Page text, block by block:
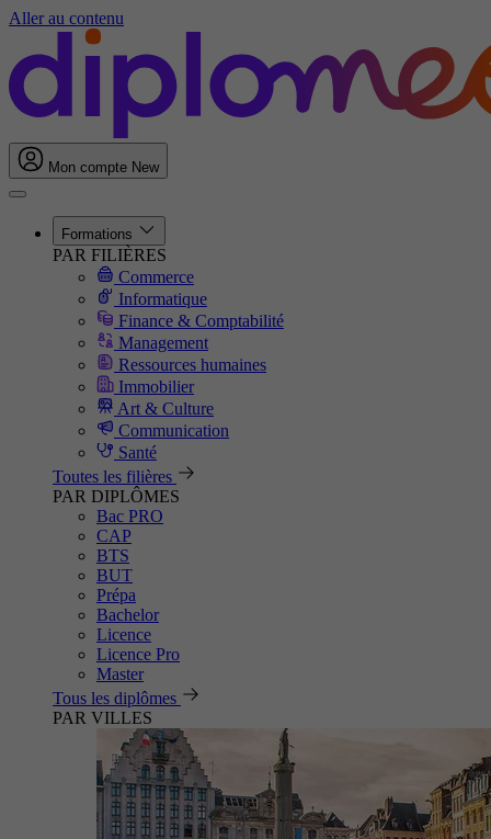
Aller au contenu
Mon compte New
Formations
PAR FILIÈRES
Commerce
Informatique
Finance & Comptabilité
Management
Ressources humaines
Immobilier
Art & Culture
Communication
Santé
Toutes les filières
PAR DIPLÔMES
Bac PRO
CAP
BTS
BUT
Prépa
Bachelor
Licence
Licence Pro
Master
Tous les diplômes
PAR VILLES